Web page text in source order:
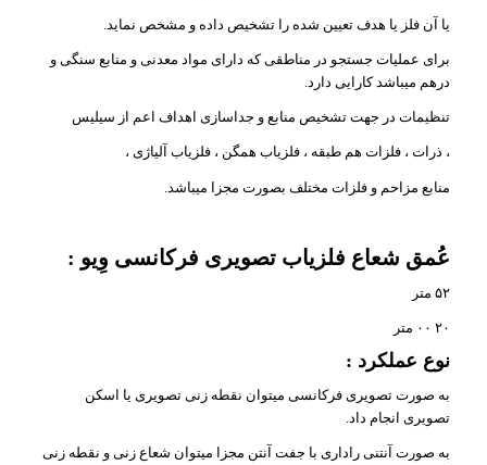
یا آن فلز یا هدف تعیین شده را تشخیص داده و مشخص نماید.
برای عملیات جستجو در مناطقی که دارای مواد معدنی و منابع سنگی و
درهم میباشد کارایی دارد.
تنظیمات در جهت تشخیص منابع و جداسازی اهداف اعم از سیلیس
، ذرات ، فلزات هم طبقه ، فلزیاب همگن ، فلزیاب آلیاژی ،
منابع مزاحم و فلزات مختلف بصورت مجزا میباشد.
عُمق شعاع فلزیاب تصویری فرکانسی وِیو :
۵۲ متر
۲۰ ۰۰ متر
نوع عملکرد :
به صورت تصویری فرکانسی میتوان نقطه زنی تصویری یا اسکن
تصویری انجام داد.
به صورت آنتنی راداری با جفت آنتن مجزا میتوان شعاع زنی و نقطه زنی